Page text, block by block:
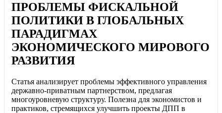
ПРОБЛЕМЫ ФИСКАЛЬНОЙ
ПОЛИТИКИ В ГЛОБАЛЬНЫХ
ПАРАДИГМАХ
ЭКОНОМИЧЕСКОГО МИРОВОГО
РАЗВИТИЯ
Статья анализирует проблемы эффективного управления
державно-приватным партнерством, предлагая
многоуровневую структуру. Полезна для экономистов и
практиков, стремящихся улучшить проекты ДПП в